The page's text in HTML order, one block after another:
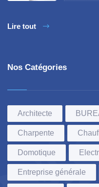
Lire tout
Nos Catégories
Architecte
Charpente
Domotique
Entreprise générale